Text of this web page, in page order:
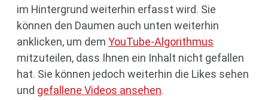
im Hintergrund weiterhin erfasst wird. Sie
können den Daumen auch unten weiterhin
anklicken, um dem YouTube-Algorithmus
mitzuteilen, dass Ihnen ein Inhalt nicht gefallen
hat. Sie können jedoch weiterhin die Likes sehen
und gefallene Videos ansehen.